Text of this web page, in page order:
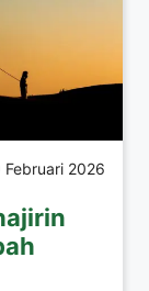
Februari 2026